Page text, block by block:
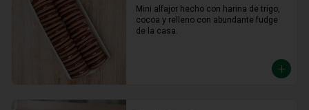
Mini alfajor hecho con harina de trigo,
cocoa y relleno con abundante fudge
de la casa.